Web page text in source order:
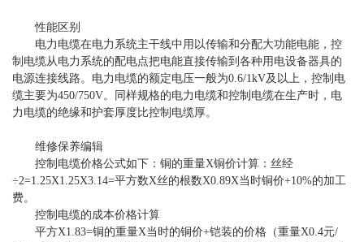
性能区别
电力电缆在电力系统主干线中用以传输和分配大功能电能，控
制电缆从电力系统的配电点把电能直接传输到各种用电设备器具的
电源连接线路。电力电缆的额定电压一般为0.6/1kV及以上，控制电
缆主要为450/750V。同样规格的电力电缆和控制电缆在生产时，电
力电缆的绝缘和护套厚度比控制电缆厚。
维修保养编辑
控制电缆价格公式如下：铜的重量X铜价计算：丝经
÷2=1.25X1.25X3.14=平方数X丝的根数X0.89X当时铜价+10%的加工
费。
控制电缆的成本价格计算
平方X1.83=铜的重量X当时的铜价+铠装的价格（重量X0.4元/